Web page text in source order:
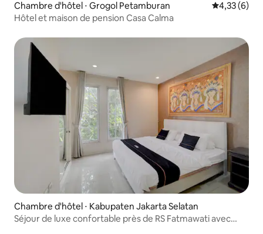
Springhill Golf Residences.
Chambre d'hôtel ⋅ Grogol Petamburan Évaluation
4,33 (6)
Hôtel et maison de pension Casa Calma
Chambre d'hôtel ⋅ Kabupaten Jakarta Selatan
Séjour de luxe confortable près de RS Fatmawati avec